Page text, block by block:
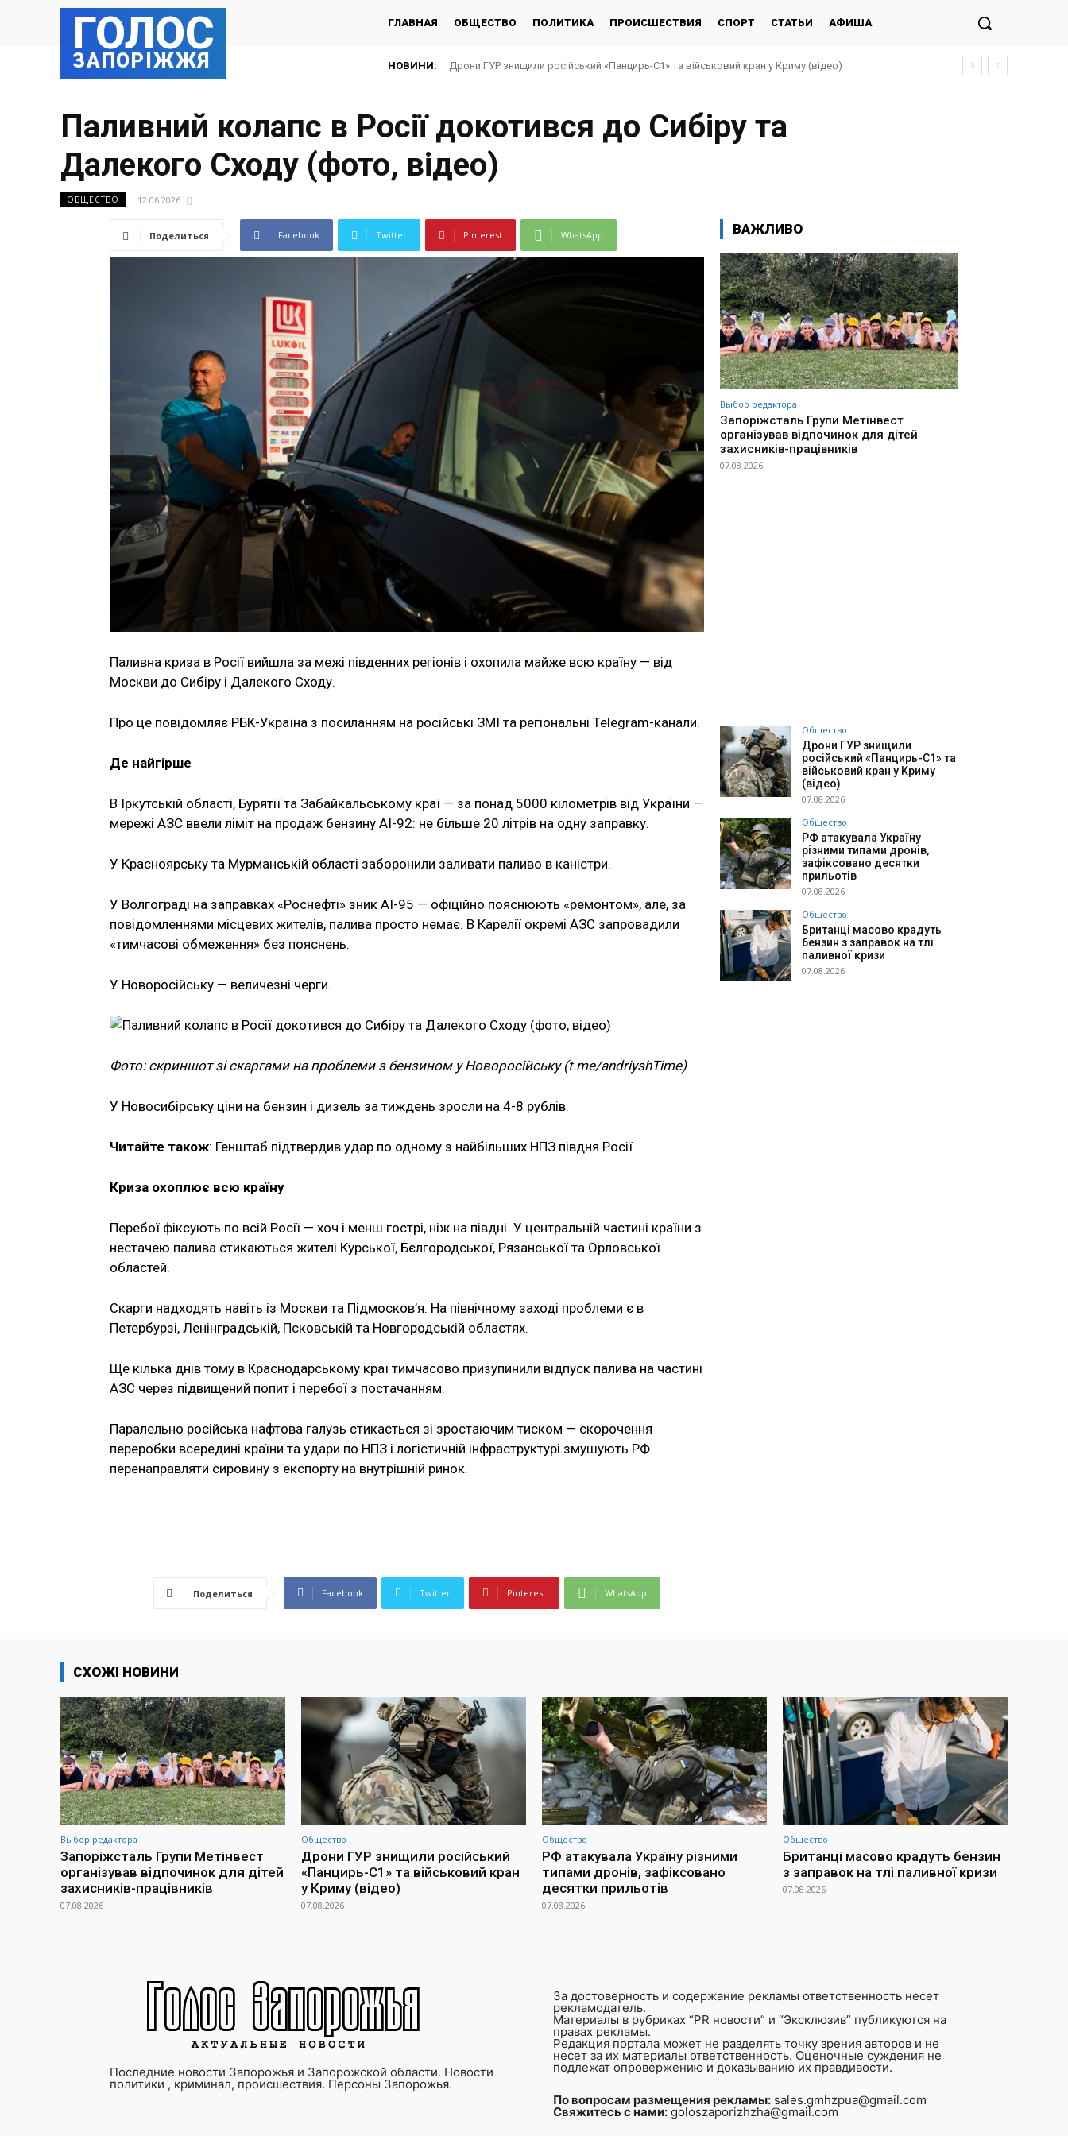
ГОЛОС
ЗАПОРІЖЖЯ
ГЛАВНАЯ ОБЩЕСТВО ПОЛИТИКА ПРОИСШЕСТВИЯ СПОРТ СТАТЬИ АФИША
НОВИНИ: Дрони ГУР знищили російський «Панцирь-С1» та військовий кран у Криму (відео)
Паливний колапс в Росії докотився до Сибіру та
Далекого Сходу (фото, відео)
ОБЩЕСТВО 12.06.2026
Поделиться Facebook Twitter Pinterest WhatsApp
Паливна криза в Росії вийшла за межі південних регіонів і охопила майже всю країну — від
Москви до Сибіру і Далекого Сходу.
Про це повідомляє РБК-Україна з посиланням на російські ЗМІ та регіональні Telegram-канали.
Де найгірше
В Іркутській області, Бурятії та Забайкальському краї — за понад 5000 кілометрів від України —
мережі АЗС ввели ліміт на продаж бензину АІ-92: не більше 20 літрів на одну заправку.
У Красноярську та Мурманській області заборонили заливати паливо в каністри.
У Волгограді на заправках «Роснефті» зник АІ-95 — офіційно пояснюють «ремонтом», але, за
повідомленнями місцевих жителів, палива просто немає. В Карелії окремі АЗС запровадили
«тимчасові обмеження» без пояснень.
У Новоросійську — величезні черги.
Фото: скриншот зі скаргами на проблеми з бензином у Новоросійську (t.me/andriyshTime)
У Новосибірську ціни на бензин і дизель за тиждень зросли на 4-8 рублів.
Читайте також: Генштаб підтвердив удар по одному з найбільших НПЗ півдня Росії
Криза охоплює всю країну
Перебої фіксують по всій Росії — хоч і менш гострі, ніж на півдні. У центральній частині країни з
нестачею палива стикаються жителі Курської, Бєлгородської, Рязанської та Орловської
областей.
Скарги надходять навіть із Москви та Підмосков’я. На північному заході проблеми є в
Петербурзі, Ленінградській, Псковській та Новгородській областях.
Ще кілька днів тому в Краснодарському краї тимчасово призупинили відпуск палива на частині
АЗС через підвищений попит і перебої з постачанням.
Паралельно російська нафтова галузь стикається зі зростаючим тиском — скорочення
переробки всередині країни та удари по НПЗ і логістичній інфраструктурі змушують РФ
перенаправляти сировину з експорту на внутрішній ринок.
Поделиться Facebook Twitter Pinterest WhatsApp
ВАЖЛИВО
Выбор редактора
Запоріжсталь Групи Метінвест
організував відпочинок для дітей
захисників-працівників
07.08.2026
Общество
Дрони ГУР знищили
російський «Панцирь-С1» та
військовий кран у Криму
(відео)
07.08.2026
Общество
РФ атакувала Україну
різними типами дронів,
зафіксовано десятки
прильотів
07.08.2026
Общество
Британці масово крадуть
бензин з заправок на тлі
паливної кризи
07.08.2026
СХОЖІ НОВИНИ
Выбор редактора
Запоріжсталь Групи Метінвест
організував відпочинок для дітей
захисників-працівників
07.08.2026
Общество
Дрони ГУР знищили російський
«Панцирь-С1» та військовий кран
у Криму (відео)
07.08.2026
Общество
РФ атакувала Україну різними
типами дронів, зафіксовано
десятки прильотів
07.08.2026
Общество
Британці масово крадуть бензин
з заправок на тлі паливної кризи
07.08.2026
Последние новости Запорожья и Запорожской области. Новости
политики , криминал, происшествия. Персоны Запорожья.
За достоверность и содержание рекламы ответственность несет
рекламодатель.
Материалы в рубриках “PR новости” и “Эксклюзив” публикуются на
правах рекламы.
Редакция портала может не разделять точку зрения авторов и не
несет за их материалы ответственность. Оценочные суждения не
подлежат опровержению и доказыванию их правдивости.
По вопросам размещения рекламы: sales.gmhzpua@gmail.com
Свяжитесь с нами: goloszaporizhzha@gmail.com